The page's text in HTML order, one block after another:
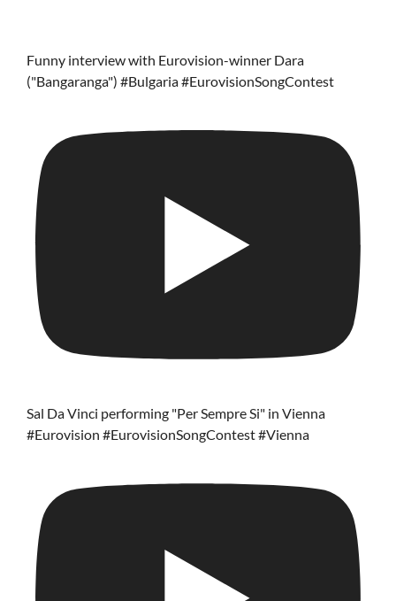
Funny interview with Eurovision-winner Dara
("Bangaranga") #Bulgaria #EurovisionSongContest
Sal Da Vinci performing "Per Sempre Si" in Vienna
#Eurovision #EurovisionSongContest #Vienna